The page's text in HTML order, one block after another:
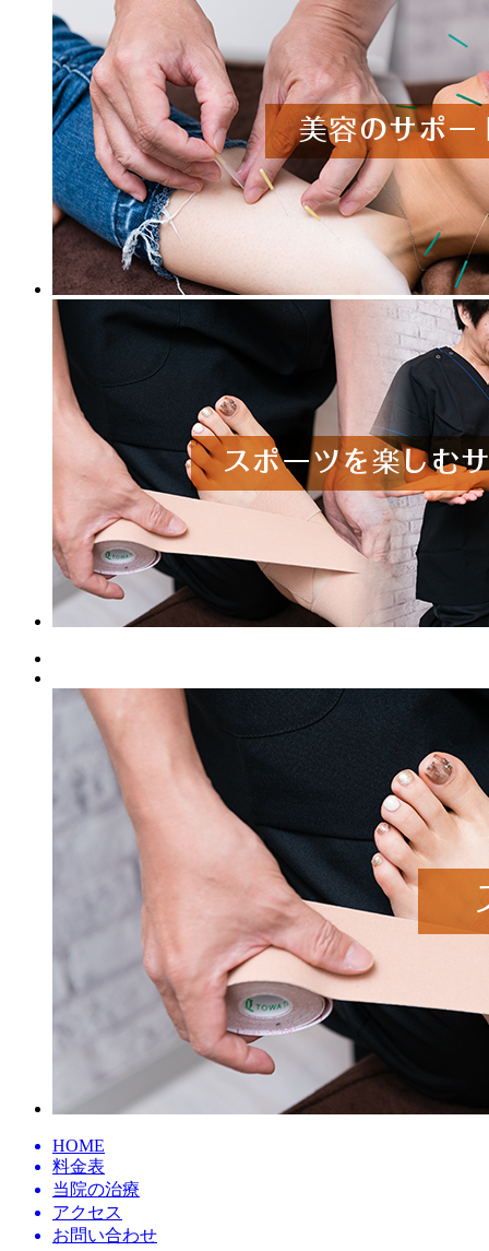
HOME
料金表
当院の治療
アクセス
お問い合わせ